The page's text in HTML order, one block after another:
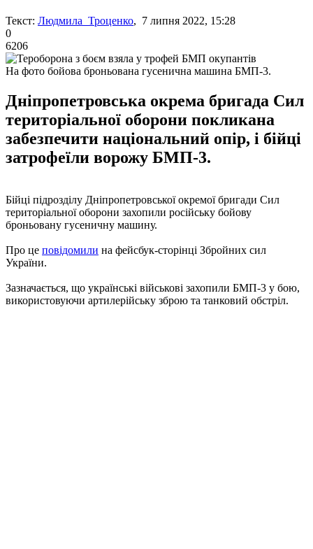
Текст: Людмила Троценко, 7 липня 2022, 15:28
0
6206
На фото бойова броньована гусенична машина БМП-3.
Дніпропетровська окрема бригада Сил
територіальної оборони покликана
забезпечити національний опір, і бійці
затрофеїли ворожу БМП-3.
Бійці підрозділу Дніпропетровської окремої бригади Сил
територіальної оборони захопили російську бойову
броньовану гусеничну машину.
Про це повідомили на фейсбук-сторінці Збройних сил
України.
Зазначається, що українські військові захопили БМП-3 у бою,
використовуючи артилерійську зброю та танковий обстріл.